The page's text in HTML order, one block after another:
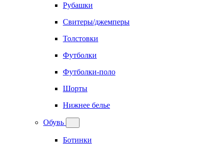
Рубашки
Свитеры/джемперы
Толстовки
Футболки
Футболки-поло
Шорты
Нижнее белье
Обувь
Ботинки